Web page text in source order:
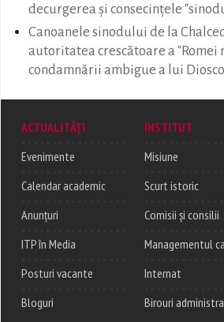
decurgerea şi consecinţele
Canoanele sinodului de la
autoritatea crescătoare a "Romei
condamnării ambigue a lui
ACTUALITĂȚI
Evenimente
Calendar academic
Anunțuri
ITP în Media
Posturi vacante
Bloguri
INSTITUT
Misiune
Scurt istoric
Comisii și consilii
Managementul
Internat
Birouri